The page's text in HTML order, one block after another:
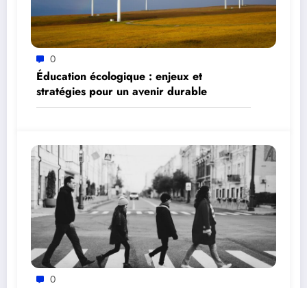
0
Éducation écologique : enjeux et
stratégies pour un avenir durable
0